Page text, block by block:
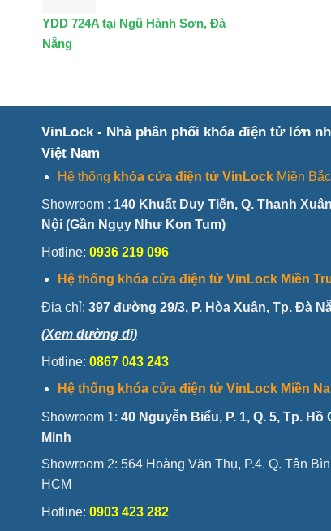
YDD 724A tại Ngũ Hành Sơn, Đà
Nẵng
VinLock - Nhà phân phối khóa điện tử lớn
Việt Nam
Hệ thống khóa cửa điện tử VinLock Miền Bắc
Showroom : 140 Khuất Duy Tiến, Q. Thanh
Nội (Gần Ngụy Như Kon Tum)
Hotline: 0936 219 096
Hệ thống khóa cửa điện tử VinLock Miền
Địa chỉ: 397 đường 29/3, P. Hòa Xuân, Tp. Đà
(Xem đường đi)
Hotline: 0867 043 243
Hệ thống khóa cửa điện tử VinLock Miền
Showroom 1: 40 Nguyễn Biểu, P. 1, Q. 5, Tp. Hồ
Minh
Showroom 2: 564 Hoàng Văn Thụ, P.4. Q. Tân
HCM
Hotline: 0903 423 282